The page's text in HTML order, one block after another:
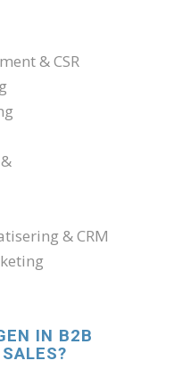
& CSR
& CRM
IN B2B